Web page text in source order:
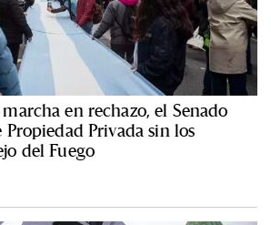
en rechazo, el Senado
Privada sin los
del Fuego